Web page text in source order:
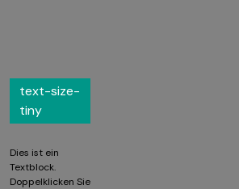
text-size-
tiny
Dies ist ein
Textblock.
Doppelklicken Sie